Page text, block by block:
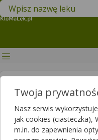
Znajdź lek w swojej okolicy
Twoja
Nasz serwis
jak cookies (ciasteczka),
m.in. do zapewnienia